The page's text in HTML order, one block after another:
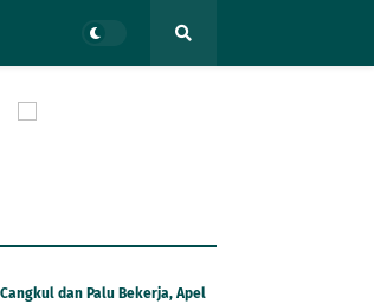
dan Palu Bekerja, Apel